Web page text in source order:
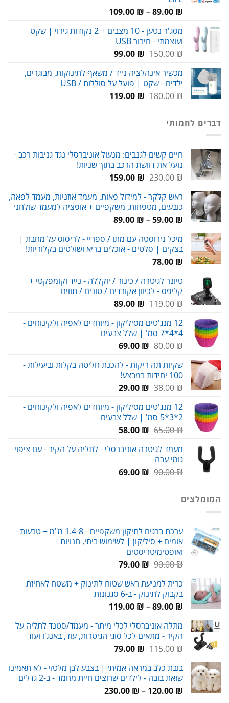
89.00 ₪
–
109.00 ₪
מסג'ר נטען - 10 מצבים + 2 נקודות גירוי | שקט
ועוצמתי - חיבור USB
150.00₪
המחיר
היה:
150.00 ₪.
99.00 ₪
המחיר
הוא:
99.00 ₪.
מכשיר אינהלציה נייד / משאף לתינוקות, מבוגרים,
ילדים - שקט | פועל על סוללות / USB
180.00₪
המחיר119.00 ₪
המחיר
דברים לחמותי
חיים קשים לגנבים: מנעול אוניברסלי נגד גניבות רכב -
נועל את דוושת הרכב בתוך שניות!
230.00₪
המחיר
היה:
230.00 ₪.
159.00 ₪
המחיר
הוא:
159.00 ₪.
ראש קלקר - למידול פאות, מעמד אוזניות, מעמד לפאה,
כובעים, מטפחות, משקפיים + אופציה למעמד שולחני
59.00 ₪
–
89.00 ₪
טווח
עד
מיכל נירוסטה עם מתז / ספריי - לריסוס על מחבת |
בצקים | סלטים - אוכלים בריא ושולטים בקלוריות!
78.00 ₪
טיונר לגיטרה / כינור / יוקללה - נייד וקומפקטי +
קליפס - לכיוון אקורדים / טונים / תווים
119.00₪
המחיר
היה:
119.00 ₪.
89.00 ₪
המחיר
הוא:
89.00 ₪.
12 מנג'טים מסיליקון - מיוחדים לאפיה ולקינוחים -
4*4*7 סמ' | שלל צבעים
80.00₪
המחיר
היה:
80.00 ₪.
69.00 ₪
המחיר
הוא:
שקיות תה ריקות - להכנת חליטה בקלות וביעילות -
100 יחידות במבצע!
38.00₪
המחיר
היה:
38.00 ₪.
29.00 ₪
המחיר
הוא:
29.00 ₪.
12 מנג'טים מסיליקון - מיוחדים לאפיה ולקינוחים -
2*3*5 סמ' | שלל צבעים
65.00₪
המחיר
היה:
58.00 ₪
המחיר
הוא:
מעמד לגיטרה אוניברסלי - לתליה על הקיר - עם ציפוי
גומי עבה
90.00₪
המחיר69.00 ₪
המחיר
המומלצים
ערכת ברגים לתיקון משקפיים - 1.4-8 מ"מ + טבעות -
אומים + סיליקון | לשימוש ביתי, חנויות
ואופטימיטריסטים
90.00₪
המחיר
היה:
90.00 ₪.
79.00 ₪
המחיר
הוא:
79.00 ₪.
כרית למניעת ראש שטוח לתינוק + משטח לאחיזת
בקבוק לתינוק - ב-6 סגנונות
89.00 ₪
–
119.00 ₪
עד
מתלה אוניברסלי לכלי מיתר - מעמד/סטנד לתליה על
הקיר - מתאים לכל סוגי הגיטרות, עוד, באנג'ו ועוד
115.00₪
המחיר
היה:
115.00 ₪.
79.00 ₪
המחיר
הוא:
79.00 ₪.
בובת כלב במראה אמיתי | בצבע לבן מלטזי - לא תאמינו
שזאת בובה - לילדים שרוצים חיית מחמד - ב-2 גדלים
120.00 ₪
–
230.00 ₪
טווח